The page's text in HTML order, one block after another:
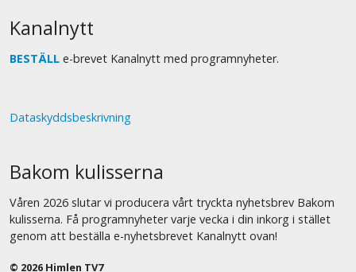
Kanalnytt
BESTÄLL e-brevet Kanalnytt med programnyheter.
Dataskyddsbeskrivning
Bakom kulisserna
Våren 2026 slutar vi producera vårt tryckta nyhetsbrev Bakom
kulisserna. Få programnyheter varje vecka i din inkorg i stället
genom att beställa e-nyhetsbrevet Kanalnytt ovan!
© 2026 Himlen TV7